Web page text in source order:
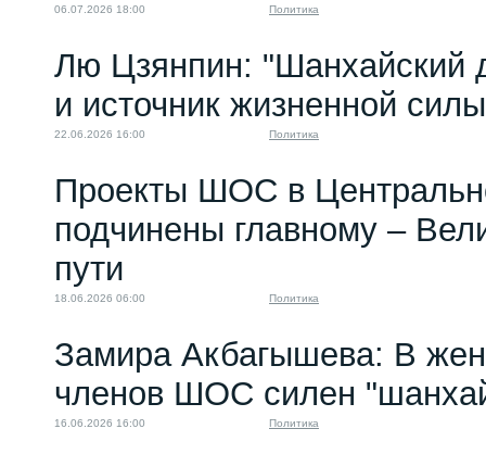
06.07.2026 18:00 Политика
Лю Цзянпин: "Шанхайский
и источник жизненной
22.06.2026 16:00 Политика
Проекты ШОС в
подчинены главному –
пути
18.06.2026 06:00 Политика
Замира Акбагышева: В
членов ШОС силен
16.06.2026 16:00 Политика